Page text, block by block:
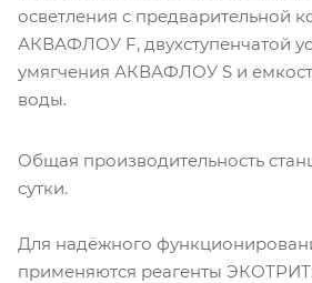
осветления с предварительной
АКВАФЛОУ F, двухступенчатой
умягчения АКВАФЛОУ S и
воды.
Общая производительность
сутки.
Для надёжного
применяются реагенты ЭКОТРИТ: